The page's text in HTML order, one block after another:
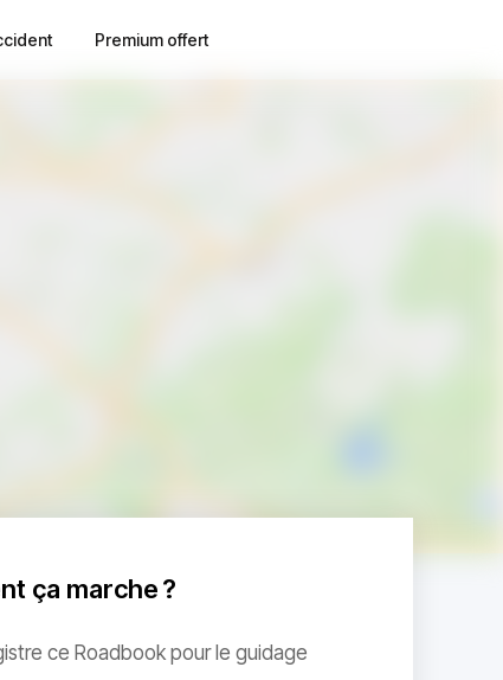
Premium offert
ça marche ?
ce Roadbook pour le guidage